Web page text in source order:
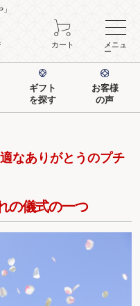
カート メニュ
ー
ギフト
を探す
お客様
の声
なありがとうのプチ
の儀式の一つ